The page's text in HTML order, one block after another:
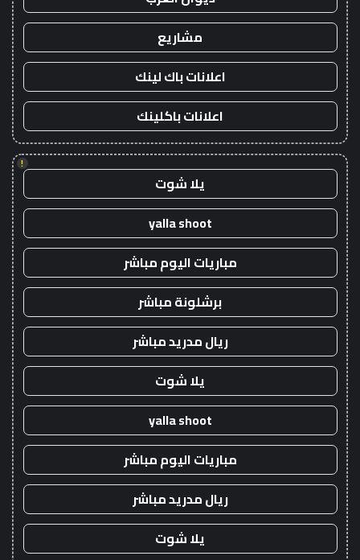
مشاريع
اعلانات باك لينك
اعلانات باكلينك
!
يلا شوت
yalla shoot
مباريات اليوم مباشر
برشلونة مباشر
ريال مدريد مباشر
يلا شوت
yalla shoot
مباريات اليوم مباشر
ريال مدريد مباشر
يلا شوت